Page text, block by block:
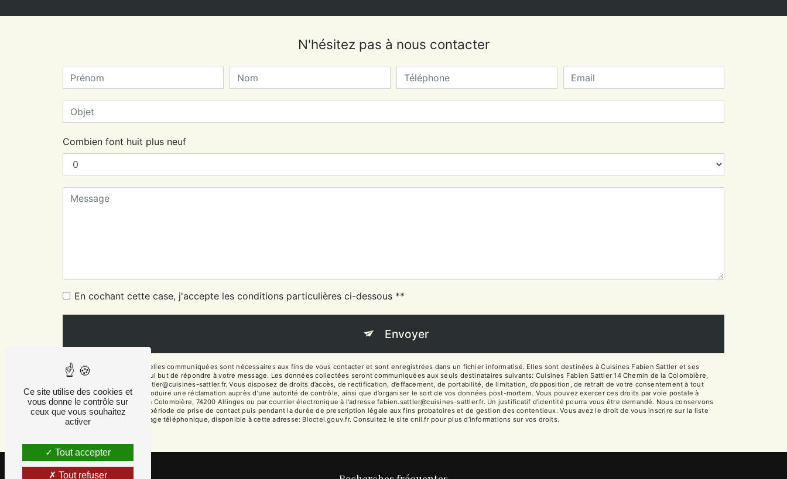
N'hésitez pas à nous contacter
Combien font huit plus neuf
En cochant cette case, j'accepte les conditions particulières ci-dessous **
Envoyer
** Les données personnelles communiquées sont nécessaires aux fins de vous contacter et sont enregistrées dans un fichier informatisé. Elles sont destinées à Cuisines Fabien Sattler et ses
sous-traitants dans le seul but de répondre à votre message. Les données collectées seront communiquées aux seuls destinataires suivants: Cuisines Fabien Sattler 14 Chemin de la Colombière,
74200 Allinges fabien.sattler@cuisines-sattler.fr. Vous disposez de droits d’accès, de rectification, d’effacement, de portabilité, de limitation, d’opposition, de retrait de votre consentement à tout
moment et du droit d’introduire une réclamation auprès d’une autorité de contrôle, ainsi que d’organiser le sort de vos données post-mortem. Vous pouvez exercer ces droits par voie postale à
l'adresse 14 Chemin de la Colombière, 74200 Allinges ou par courrier électronique à l'adresse fabien.sattler@cuisines-sattler.fr. Un justificatif d'identité pourra vous être demandé. Nous conservons
vos données pendant la période de prise de contact puis pendant la durée de prescription légale aux fins probatoires et de gestion des contentieux. Vous avez le droit de vous inscrire sur la liste
d'opposition au démarchage téléphonique, disponible à cette adresse:
Bloctel.gouv.fr. Consultez le site cnil.fr pour plus d’informations sur vos droits.
Ce site utilise des cookies et
vous donne le contrôle sur
ceux que vous souhaitez
activer
Tout accepter
Tout refuser